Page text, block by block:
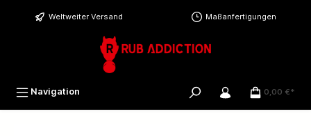
Weltweiter Versand Maßanfertigungen
Navigation 0,00 €*